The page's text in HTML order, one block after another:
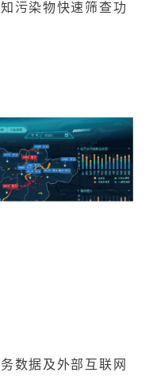
污染物快速筛查功
数据及外部互联网